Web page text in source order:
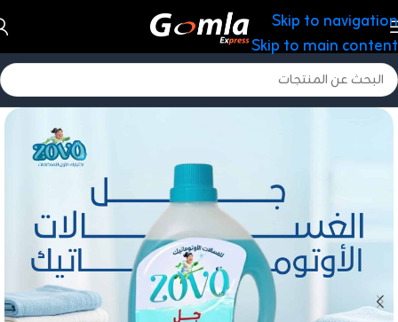
Skip to navigation
Skip to main content